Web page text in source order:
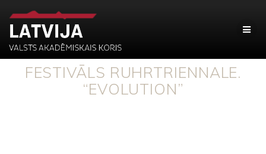
FESTIVĀLS RUHRTRIENNALE.
“EVOLUTION”